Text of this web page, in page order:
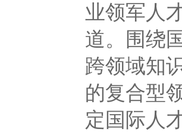
业领军人
道。围绕
跨领域知
的复合型
定国际人